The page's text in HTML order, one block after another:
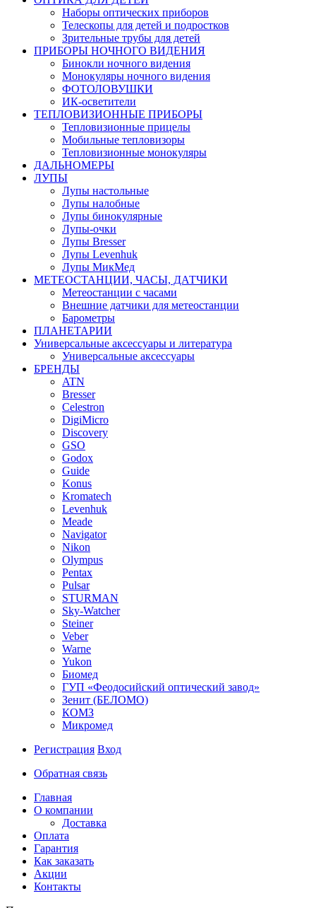
Наборы оптических приборов
Телескопы для детей и подростков
Зрительные трубы для детей
ПРИБОРЫ НОЧНОГО ВИДЕНИЯ
Бинокли ночного видения
Монокуляры ночного видения
ФОТОЛОВУШКИ
ИК-осветители
ТЕПЛОВИЗИОННЫЕ ПРИБОРЫ
Тепловизионные прицелы
Мобильные тепловизоры
Тепловизионные монокуляры
ДАЛЬНОМЕРЫ
ЛУПЫ
Лупы настольные
Лупы налобные
Лупы бинокулярные
Лупы-очки
Лупы Bresser
Лупы Levenhuk
Лупы МикМед
МЕТЕОСТАНЦИИ, ЧАСЫ, ДАТЧИКИ
Метеостанции с часами
Внешние датчики для метеостанции
Барометры
ПЛАНЕТАРИИ
Универсальные аксессуары и литература
Универсальные аксессуары
БРЕНДЫ
ATN
Bresser
Celestron
DigiMicro
Discovery
GSO
Godox
Guide
Konus
Kromatech
Levenhuk
Meade
Navigator
Nikon
Olympus
Pentax
Pulsar
STURMAN
Sky-Watcher
Steiner
Veber
Warne
Yukon
Биомед
ГУП «Феодосийский оптический завод»
Зенит (БЕЛОМО)
КОМЗ
Микромед
Регистрация Вход
Обратная связь
Главная
О компании
Доставка
Оплата
Гарантия
Как заказать
Акции
Контакты